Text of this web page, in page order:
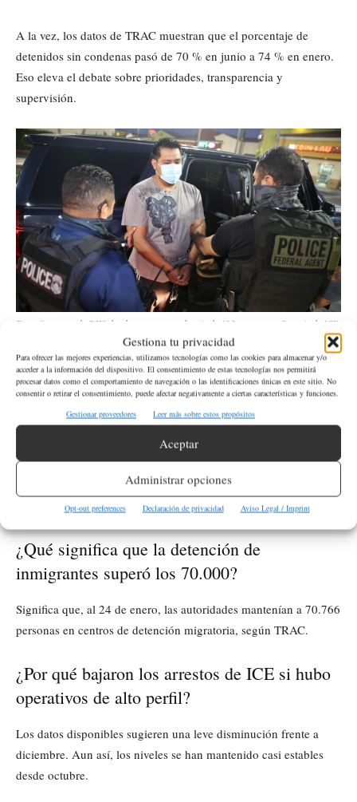
Gestiona tu privacidad
Para ofrecer las mejores experiencias, utilizamos tecnologías como las cookies para almacenar y/o
acceder a la información del dispositivo. El consentimiento de estas tecnologías nos permitirá
procesar datos como el comportamiento de navegación o las identificaciones únicas en este sitio. No
consentir o retirar el consentimiento, puede afectar negativamente a ciertas características y funciones.
Gestionar proveedores
Leer más sobre estos propósitos
Aceptar
Administrar opciones
Opt-out preferences Declaración de privacidad Aviso Legal / Imprint
A la vez, los datos de TRAC muestran que el porcentaje de
detenidos sin condenas pasó de 70 % en junio a 74 % en enero.
Eso eleva el debate sobre prioridades, transparencia y
supervisión.
Foto: Operativo de DHS donde arrestaron a de más de 125 personas – Cortesía de ICE
Texas concentra la mayor cantidad
de detenidos en centros migratorios
encabezó el total por estado con
personas detenidas. Luego aparecenLuisiana(8.207),
Florida(5.187) yGeorgia
¿Qué significa que la detención de
inmigrantes superó los 70.000?
Significa que, al 24 de enero, las autoridades mantenían a 70.766
personas en centros de detención migratoria, según TRAC.
¿Por qué bajaron los arrestos de ICE si hubo
operativos de alto perfil?
Los datos disponibles sugieren una leve disminución frente a
diciembre. Aun así, los niveles se han mantenido casi estables
desde octubre.